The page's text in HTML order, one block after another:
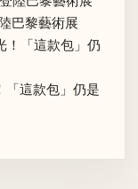
巴黎藝術展
「這款包」仍是